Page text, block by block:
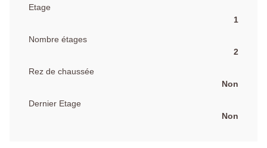
Etage
1
Nombre étages
2
Rez de chaussée
Non
Dernier Etage
Non